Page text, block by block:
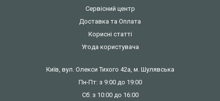
Сервісний центр
Доставка та Оплата
Корисні статті
Угода користувача
Київ, вул. Олекси Тихого 42а, м. Шулявська
Пн-Пт: з 9:00 до 19:00
Сб: з 10:00 до 16:00